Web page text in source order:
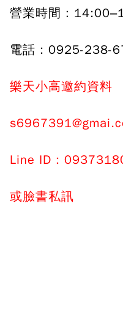
營業時間：
電話：0925-238-
樂天小高邀約資料
Line ID：
或臉書私訊